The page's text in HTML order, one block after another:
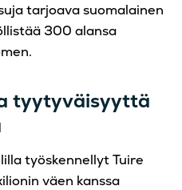
tarjoava suomalainen
300 alansa
tyytyväisyyttä
työskennellyt Tuire
väen kanssa